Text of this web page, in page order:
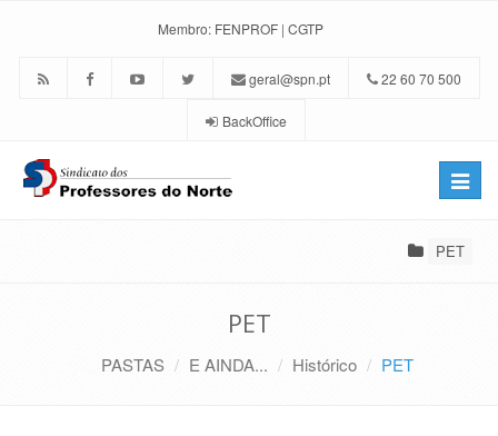
Membro: FENPROF | CGTP
geral@spn.pt 22 60 70 500
BackOffice
Toggle
PET
PET
PASTAS E AINDA... Histórico PET